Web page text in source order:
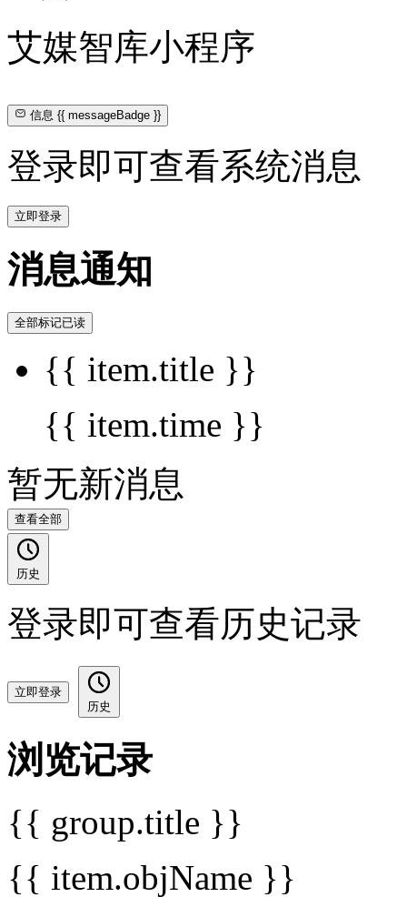
艾媒智库小程序
信息{{ messageBadge }}
登录即可查看系统消息
立即登录
消息通知
全部标记已读
{{ item.title }}
{{ item.time }}
暂无新消息
查看全部
历史
登录即可查看历史记录
立即登录
历史
浏览记录
{{ group.title }}
{{ item.objName }}